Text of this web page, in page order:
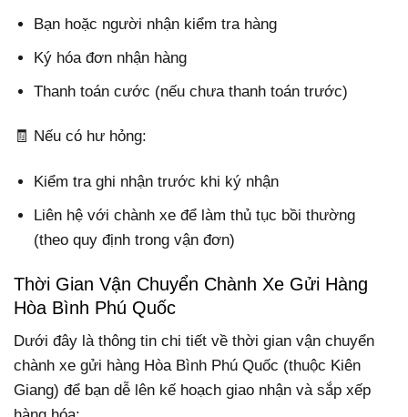
Bạn hoặc người nhận kiểm tra hàng
Ký hóa đơn nhận hàng
Thanh toán cước (nếu chưa thanh toán trước)
🧾 Nếu có hư hỏng:
Kiểm tra ghi nhận trước khi ký nhận
Liên hệ với chành xe để làm thủ tục bồi thường
(theo quy định trong vận đơn)
Thời Gian Vận Chuyển Chành Xe Gửi Hàng
Hòa Bình Phú Quốc
Dưới đây là thông tin chi tiết về thời gian vận chuyển
chành xe gửi hàng Hòa Bình Phú Quốc (thuộc Kiên
Giang) để bạn dễ lên kế hoạch giao nhận và sắp xếp